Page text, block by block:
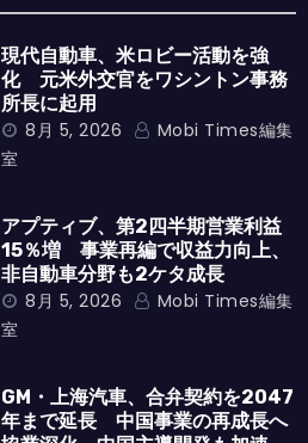
現代自動車、米ロビー活動を強
化 元米外交官をワシントン事務
所長に起用
8月 5, 2026
Mobi Times編集
室
アプティブ、第2四半期営業利益
15％増 事業再編で収益力向上、
非自動車分野も2ケタ成長
8月 5, 2026
Mobi Times編集
室
GM・上海汽車、合弁契約を2047
年まで延長 中国事業の再成長へ